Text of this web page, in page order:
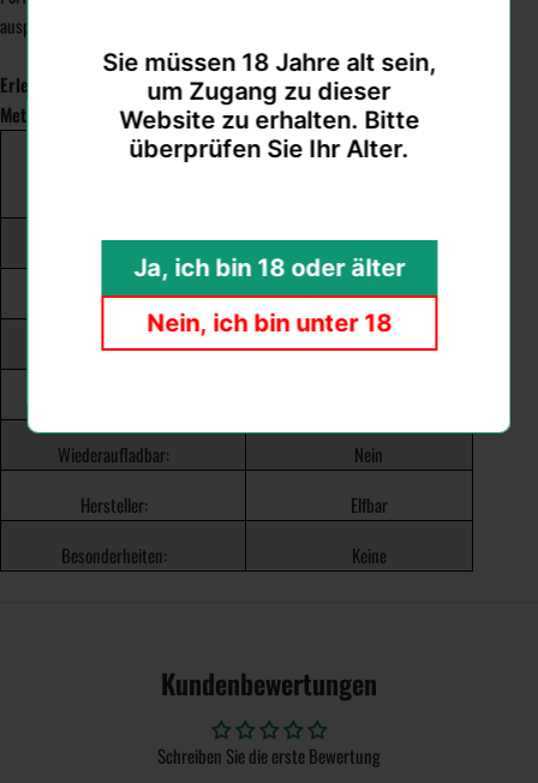
auspacken, ziehen und den fruchtigen Orangen-Genuss erleben.
Erlebe jetzt den vollen Orangen-Geschmack mit der Elf Bar 600 V2
Metallic – Orange Gami!
ZUSÄTZLICHE INFORMATIONEN &
Nikotinstärke:
20mg
Aroma:
Orange
Züge / Puffs
Bis 600
Wiederaufladbar:
Nein
Hersteller:
Elfbar
Besonderheiten:
Keine
Kundenbewertungen
Schreiben Sie die erste Bewertung
Sie müssen 18 Jahre alt sein,
um Zugang zu dieser
Website zu erhalten. Bitte
überprüfen Sie Ihr Alter.
Ja, ich bin 18 oder älter
Nein, ich bin unter 18